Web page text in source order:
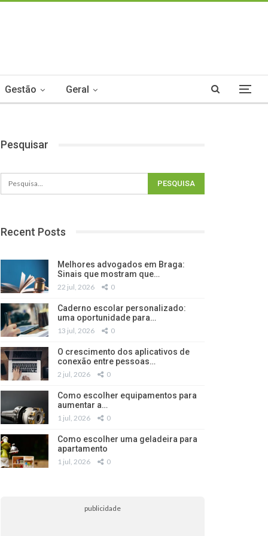
Gestão Geral
Pesquisar
Recent Posts
Melhores advogados em Braga:
Sinais que mostram que…
22 jul, 2026 0
Caderno escolar personalizado:
uma oportunidade para…
13 jul, 2026 0
O crescimento dos aplicativos de
conexão entre pessoas…
2 jul, 2026 0
Como escolher equipamentos para
aumentar a…
1 jul, 2026 0
Como escolher uma geladeira para
apartamento
1 jul, 2026 0
publicidade